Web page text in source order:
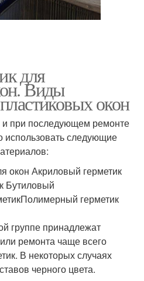
для
Виды
окон
при последующем ремонте
использовать следующие
окон Акриловый герметик
Бутиловый
герметик
группе принадлежат
ремонта чаще всего
В некоторых случаях
черного цвета.